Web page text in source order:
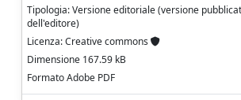
Tipologia: Versione editoriale (versione
dell'editore)
Licenza: Creative commons
Dimensione 167.59 kB
Formato Adobe PDF